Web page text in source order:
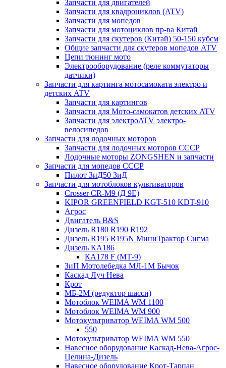
Запчасти для двигателей
Запчасти для квадроциклов (ATV)
Запчасти для мопедов
Запчасти для мотоциклов пр-ва Китай
Запчасти для скутеров (Китай) 50-150 кубсм
Общие запчасти для скутеров мопедов ATV
Цепи тюнинг мото
Электрооборудование (реле коммутаторы
датчики)
Запчасти для картинга мотосамоката электро и
детских ATV
Запчасти для картингов
Запчасти для Мото-самокатов детских ATV
Запчасти для электроATV электро-
велосипедов
Запчасти для лодочных моторов
Запчасти для лодочных моторов СССР
Лодочные моторы ZONGSHEN и запчасти
Запчасти для мопедов СССР
Пилот ЗиД50 ЗиД
Запчасти для мотоблоков культиваторов
Crosser CR-M9 (Д 9Е)
KIPOR GREENFIELD KGT-510 KDT-910
Агрос
Двигатель B&S
Дизель R180 R190 R192
Дизель R195 R195N МиниТрактор Сигма
Дизель КА186
КА178 F (МТ-9)
ЗиП Мотолебедка МЛ-1М Бычок
Каскад Луч Нева
Крот
МБ-2М (редуктор шасси)
Мотоблок WEIMA WM 1100
Мотоблок WEIMA WM 900
Мотокультриватор WEIMA WM 500
550
Мотокультриватор WEIMA WM 550
Навесное оборудование Каскад-Нева-Агрос-
Целина-Дизель
Навесное оборудование Крот-Тарпан